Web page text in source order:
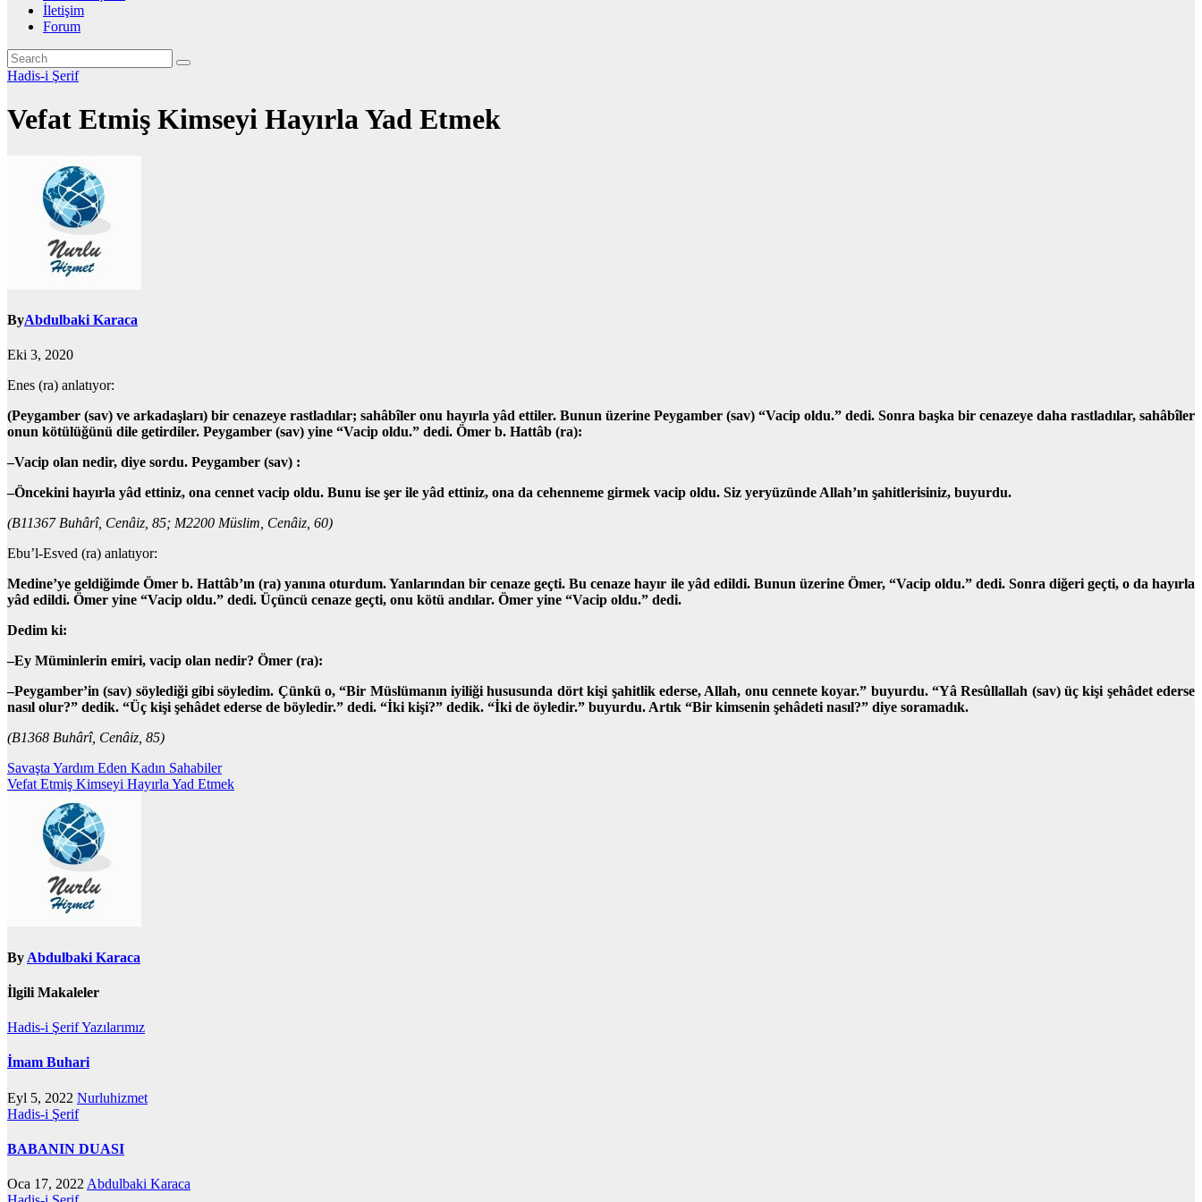
İletişim
Forum
Hadis-i Şerif
Vefat Etmiş Kimseyi Hayırla Yad Etmek
ByAbdulbaki Karaca
Eki 3, 2020
Enes (ra) anlatıyor:
(Peygamber (sav) ve arkadaşları) bir cenazeye rastladılar; sahâbîler onu hayırla yâd ettiler. Bunun üzerine Peygamber (sav) “Vacip oldu.” dedi. Sonra başka bir cenazeye daha rastladılar, sahâbîler
onun kötülüğünü dile getirdiler. Peygamber (sav) yine “Vacip oldu.” dedi. Ömer b. Hattâb (ra):
–Vacip olan nedir, diye sordu. Peygamber (sav) :
–Öncekini hayırla yâd ettiniz, ona cennet vacip oldu. Bunu ise şer ile yâd ettiniz, ona da cehenneme girmek vacip oldu. Siz yeryüzünde Allah’ın şahitlerisiniz, buyurdu.
(B11367 Buhârî, Cenâiz, 85; M2200 Müslim, Cenâiz, 60)
Ebu’l-Esved (ra) anlatıyor:
Medine’ye geldiğimde Ömer b. Hattâb’ın (ra) yanına oturdum. Yanlarından bir cenaze geçti. Bu cenaze hayır ile yâd edildi. Bunun üzerine Ömer, “Vacip oldu.” dedi. Sonra diğeri geçti, o da hayırla
yâd edildi. Ömer yine “Vacip oldu.” dedi. Üçüncü cenaze geçti, onu kötü andılar. Ömer yine “Vacip oldu.” dedi.
Dedim ki:
–Ey Müminlerin emiri, vacip olan nedir? Ömer (ra):
–Peygamber’in (sav) söylediği gibi söyledim. Çünkü o, “Bir Müslümanın iyiliği hususunda dört kişi şahitlik ederse, Allah, onu cennete koyar.” buyurdu. “Yâ Resûllallah (sav) üç kişi şehâdet ederse
nasıl olur?” dedik. “Üç kişi şehâdet ederse de böyledir.” dedi. “İki kişi?” dedik. “İki de öyledir.” buyurdu. Artık “Bir kimsenin şehâdeti nasıl?” diye soramadık.
(B1368 Buhârî, Cenâiz, 85)
Yazı
gezinmesi
Savaşta Yardım Eden Kadın Sahabiler
Vefat Etmiş Kimseyi Hayırla Yad Etmek
By Abdulbaki Karaca
İlgili Makaleler
Hadis-i ŞerifYazılarımız
İmam Buhari
Eyl 5, 2022 Nurluhizmet
Hadis-i Şerif
BABANIN DUASI
Oca 17, 2022 Abdulbaki Karaca